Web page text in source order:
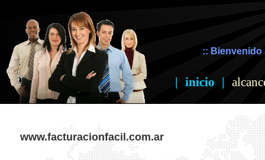
:: Bienvenido
| inicio |
www.facturacionfacil.com.ar